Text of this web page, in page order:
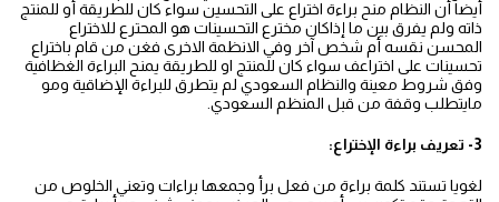
أيضا أن النظام منح براءة اختراع على التحسين سواء كان للطريقة أو للمنتج
ذاته ولم يفرق بين ما إذاكان مخترع التحسينات هو المحترع للاختراع
المحسن نقسه أم شخص آخر وفي الانظمة الاخرى فغن من قام باختراع
تحسينات على اختراعف سواء كان للمنتج او للطريقة يمنح البراءة الغظافية
وفق شروط معينة والنظام السعودي لم يتطرق للبراءة الإضاقية ومو
مايتطلب وقفة من قبل المنظم السعودي.
3- تعريف براءة الإختراع:
لغويا تستند كلمة براءة من فعل برأ وجمعها براءات وتعني الخلوص من